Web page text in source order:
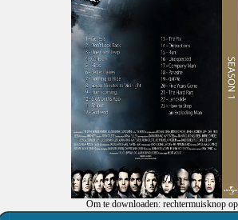
Om te downloaden: rechtermuisknop